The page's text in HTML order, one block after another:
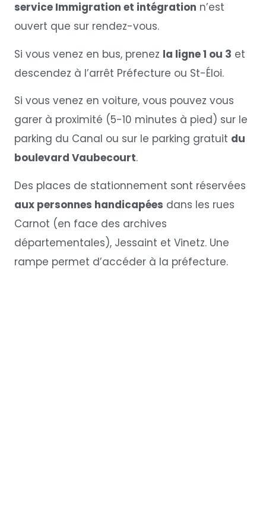
service Immigration et intégration n’est
ouvert que sur rendez-vous.
Si vous venez en bus, prenez la ligne 1 ou 3 et
descendez à l’arrêt Préfecture ou St-Éloi.
Si vous venez en voiture, vous pouvez vous
garer à proximité (5-10 minutes à pied) sur le
parking du Canal ou sur le parking gratuit du
boulevard Vaubecourt.
Des places de stationnement sont réservées
aux personnes handicapées dans les rues
Carnot (en face des archives
départementales), Jessaint et Vinetz. Une
rampe permet d’accéder à la préfecture.